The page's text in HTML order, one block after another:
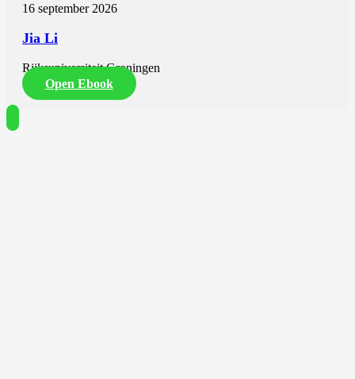
16 september 2026
Jia Li
Rijksuniversiteit Groningen
Open Ebook